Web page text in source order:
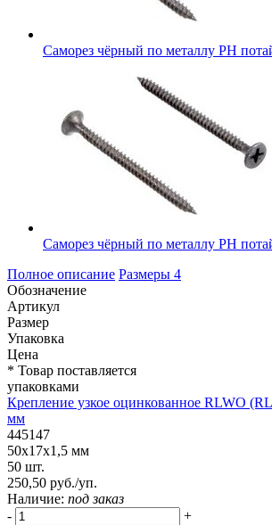
Саморез чёрный по металлу PH
Саморез чёрный по металлу PH
Полное описание Размеры 4
Обозначение
Артикул
Размер
Упаковка
Цена
* Товар поставляется
упаковками
Крепление узкое оцинкованное RLWO
мм
445147
50х17х1,5 мм
50 шт.
250,50 руб./уп.
Наличие: под заказ
-
+